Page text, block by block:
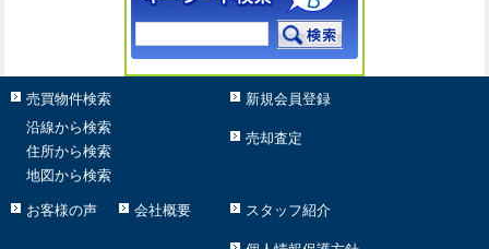
売買物件検索
沿線から検索
住所から検索
地図から検索
新規会員登録
売却査定
お客様の声 会社概要 スタッフ紹介